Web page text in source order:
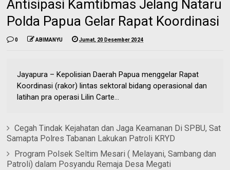
Antisipasi Kamtibmas Jelang Nataru
Polda Papua Gelar Rapat Koordinasi
0 ABIMANYU Jumat, 20 Desember 2024
Jayapura – Kepolisian Daerah Papua menggelar Rapat
Koordinasi (rakor) lintas sektoral bidang operasional dan
latihan pra operasi Lilin Carte...
Cegah Tindak Kejahatan dan Jaga Keamanan Di SPBU, Sat
Samapta Polres Tabanan Lakukan Patroli KRYD
Program Polsek Seltim Mesari ( Melayani, Sambang dan
Patroli) dalam Posyandu Remaja Desa Megati